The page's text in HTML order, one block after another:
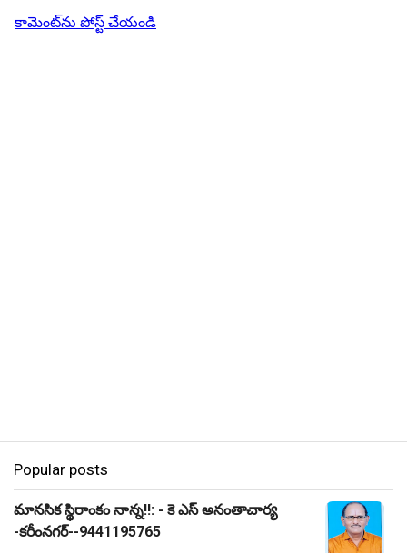
కామెంట్‌ను పోస్ట్ చేయండి
Popular posts
మానసిక స్థిరాంకం నాన్న!!: - కె ఎస్ అనంతాచార్య
-కరీంనగర్--9441195765